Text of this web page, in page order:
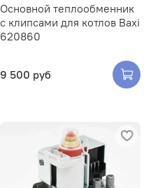
Основной теплообменник
с клипсами для котлов Baxi
620860
9 500 руб